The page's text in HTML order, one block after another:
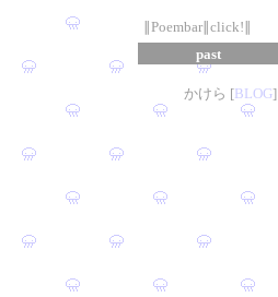
∥Poembar∥click!∥
past
かけら [BLOG